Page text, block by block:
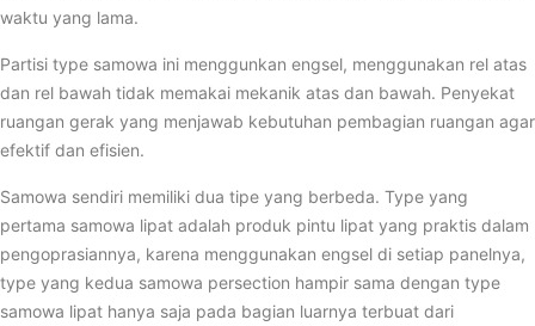
waktu yang lama.
Partisi type samowa ini menggunkan engsel, menggunakan rel atas
dan rel bawah tidak memakai mekanik atas dan bawah. Penyekat
ruangan gerak yang menjawab kebutuhan pembagian ruangan agar
efektif dan efisien.
Samowa sendiri memiliki dua tipe yang berbeda. Type yang
pertama samowa lipat adalah produk pintu lipat yang praktis dalam
pengoprasiannya, karena menggunakan engsel di setiap panelnya,
type yang kedua samowa persection hampir sama dengan type
samowa lipat hanya saja pada bagian luarnya terbuat dari